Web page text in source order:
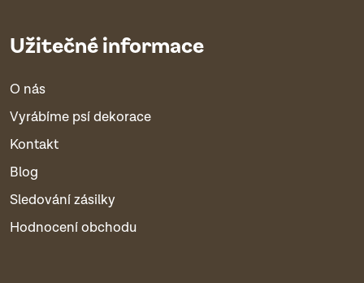
Užitečné informace
O nás
Vyrábíme psí dekorace
Kontakt
Blog
Sledování zásilky
Hodnocení obchodu